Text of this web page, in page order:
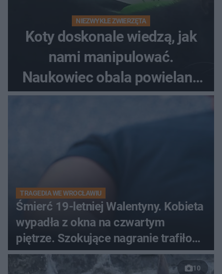
NIEZWYKŁE ZWIERZĘTA
Koty doskonale wiedzą, jak
nami manipulować.
Naukowiec obala powielane
od lat mity na ich temat
TRAGEDIA WE WROCŁAWIU
Śmierć 19-letniej Walentyny. Kobieta
wypadła z okna na czwartym
piętrze. Szokujące nagranie trafiło
do sieci
10